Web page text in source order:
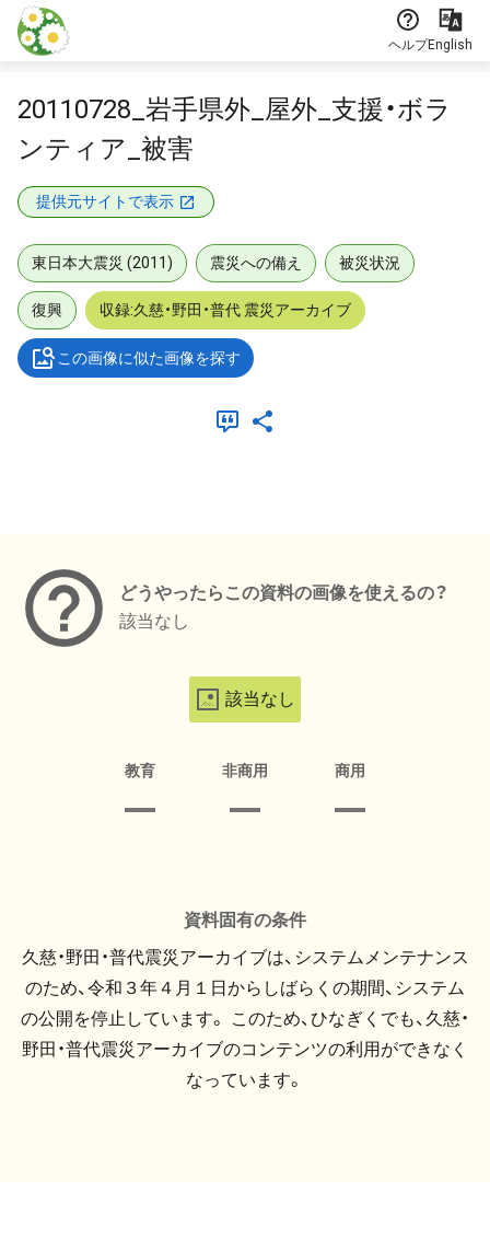
本文に飛ぶ
ヘルプEnglish
20110728_岩手県外_屋外_支援・ボラ
ンティア_被害
提供元サイトで表示
東日本大震災 (2011) 震災への備え 被災状況
復興 収録:久慈・野田・普代 震災アーカイブ
この画像に似た画像を探す
どうやったらこの資料の画像を使えるの？
該当なし
該当なし
教育 非商用 商用
資料固有の条件
久慈・野田・普代震災アーカイブは、システムメンテナンス
のため、令和３年４月１日からしばらくの期間、システム
の公開を停止しています。 このため、ひなぎくでも、久慈・
野田・普代震災アーカイブのコンテンツの利用ができなく
なっています。